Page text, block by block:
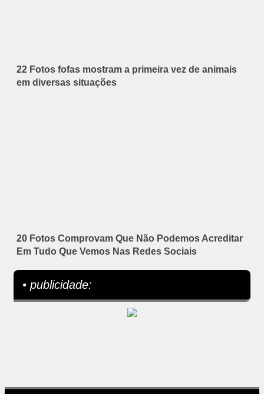
22 Fotos fofas mostram a primeira vez de animais
em diversas situações
20 Fotos Comprovam Que Não Podemos Acreditar
Em Tudo Que Vemos Nas Redes Sociais
• publicidade: